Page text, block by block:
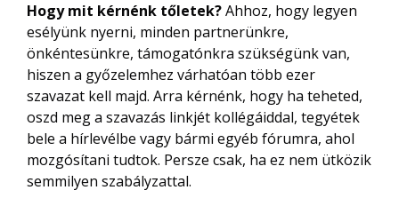
Hogy mit kérnénk tőletek?Ahhoz, hogy legyen
esélyünk nyerni, minden partnerünkre,
önkéntesünkre, támogatónkra szükségünk van,
hiszen a győzelemhez várhatóan több ezer
szavazat kell majd. Arra kérnénk, hogy ha teheted,
oszd meg a szavazás linkjét kollégáiddal, tegyétek
bele a hírlevélbe vagy bármi egyéb fórumra, ahol
mozgósítani tudtok. Persze csak, ha ez nem ütközik
semmilyen szabályzattal.